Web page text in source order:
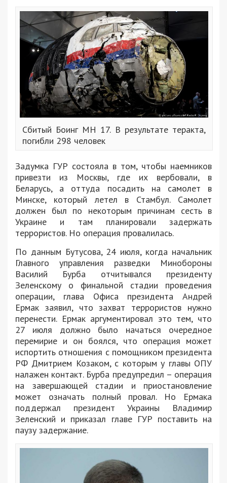
Сбитый Боинг МН 17. В результате теракта,
погибли 298 человек
Задумка ГУР состояла в том, чтобы наемников
привезти из Москвы, где их вербовали, в
Беларусь, а оттуда посадить на самолет в
Минске, который летел в Стамбул. Самолет
должен был по некоторым причинам сесть в
Украине и там планировали задержать
террористов. Но операция провалилась.
По данным Бутусова, 24 июля, когда начальник
Главного управления разведки Минобороны
Василий Бурба отчитывался президенту
Зеленскому о финальной стадии проведения
операции, глава Офиса президента Андрей
Ермак заявил, что захват террористов нужно
перенести. Ермак аргументировал это тем, что
27 июля должно было начаться очередное
перемирие и он боялся, что операция может
испортить отношения с помощником президента
РФ Дмитрием Козаком, с которым у главы ОПУ
налажен контакт. Бурба предупредил – операция
на завершающей стадии и приостановление
может означать полный провал. Но Ермака
поддержал президент Украины Владимир
Зеленский и приказал главе ГУР поставить на
паузу задержание.